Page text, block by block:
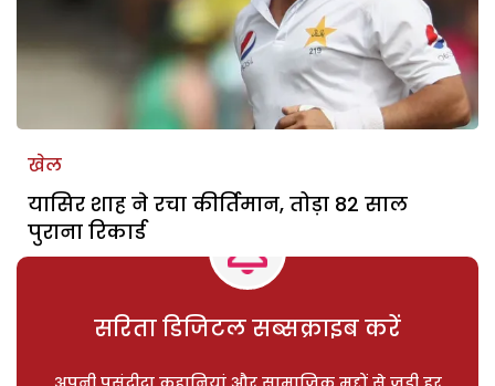
खेल
यासिर शाह ने रचा कीर्तिमान, तोड़ा 82 साल
पुराना रिकार्ड
सरिता डिजिटल सब्सक्राइब करें